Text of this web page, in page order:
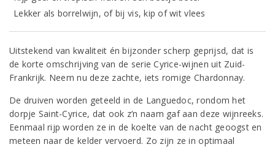
Lekker als borrelwijn, of bij vis, kip of wit vlees
Uitstekend van kwaliteit én bijzonder scherp geprijsd, dat is
de korte omschrijving van de serie Cyrice-wijnen uit Zuid-
Frankrijk. Neem nu deze zachte, iets romige Chardonnay.
De druiven worden geteeld in de Languedoc, rondom het
dorpje Saint-Cyrice, dat ook z’n naam gaf aan deze wijnreeks.
Eenmaal rijp worden ze in de koelte van de nacht geoogst en
meteen naar de kelder vervoerd. Zo zijn ze in optimaal